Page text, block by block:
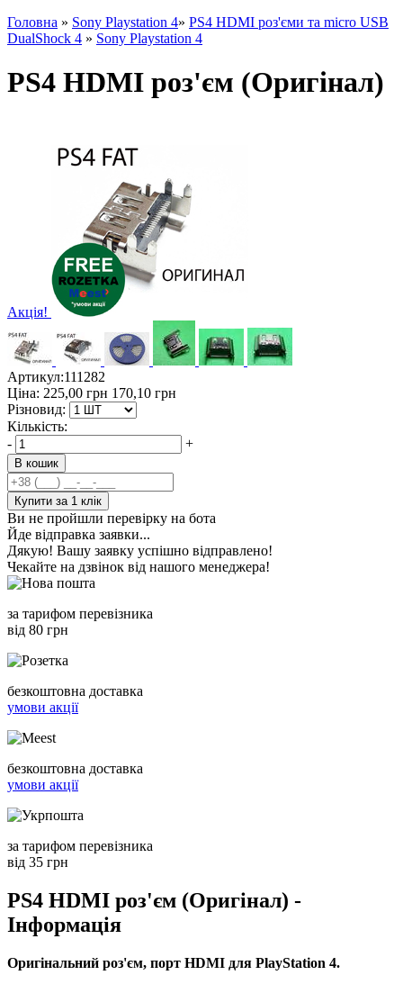
Головна » Sony Playstation 4» PS4 HDMI роз'єми та micro USB
DualShock 4 » Sony Playstation 4
PS4 HDMI роз'єм (Оригінал)
Акція!
Артикул:111282
Ціна: 225,00 грн 170,10 грн
Різновид:
Кількість:
-
+
В кошик
Купити за 1 клiк
Ви не пройшли перевірку на бота
Йде відправка заявки...
Дякую! Вашу заявку успішно відправлено!
Чекайте на дзвінок від нашого менеджера!
за тарифом перевізника
від 80 грн
безкоштовна доставка
умови акції
безкоштовна доставка
умови акції
за тарифом перевізника
від 35 грн
PS4 HDMI роз'єм (Оригінал) -
Інформація
Оригінальний роз'єм, порт HDMI для PlayStation 4.